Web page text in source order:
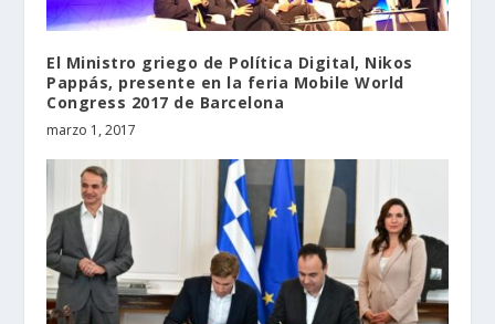
El Ministro griego de Política Digital, Nikos
Pappás, presente en la feria Mobile World
Congress 2017 de Barcelona
marzo 1, 2017